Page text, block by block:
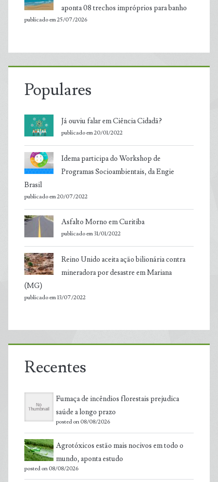
aponta 08 trechos impróprios para banho
publicado em 25/07/2026
Populares
Já ouviu falar em Ciência Cidadã?
publicado em 20/01/2022
Idema participa do Workshop de
Programas Socioambientais, da Engie
Brasil
publicado em 20/07/2022
Asfalto Morno em Curitiba
publicado em 31/01/2022
Reino Unido aceita ação bilionária contra
mineradora por desastre em Mariana
(MG)
publicado em 13/07/2022
Recentes
Fumaça de incêndios florestais prejudica
saúde a longo prazo
posted on 08/08/2026
Agrotóxicos estão mais nocivos em todo o
mundo, aponta estudo
posted on 08/08/2026